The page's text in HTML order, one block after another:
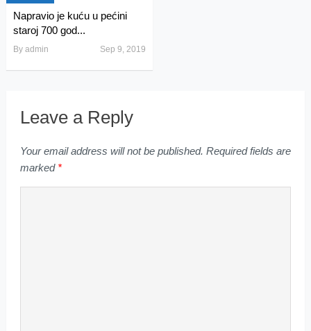
Napravio je kuću u pećini
staroj 700 god...
By admin Sep 9, 2019
Leave a Reply
Your email address will not be published. Required fields are
marked *